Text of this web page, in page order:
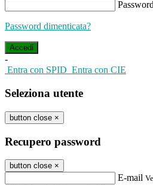
Password dimenticata?
-
Entra con SPID Entra con CIE
Seleziona utente
button close ×
Recupero password
button close ×
E-mail